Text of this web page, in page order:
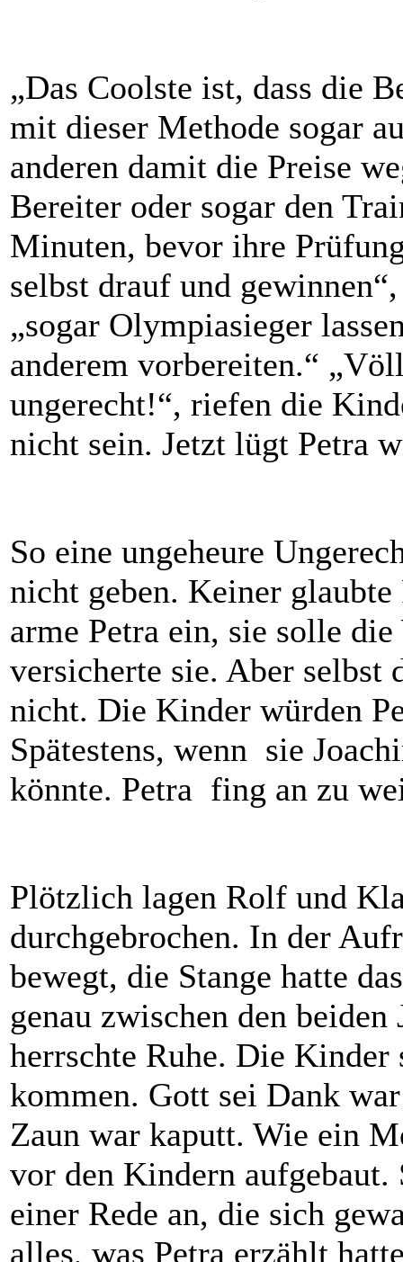
„Das Coolste ist, dass die
mit dieser Methode sogar
anderen damit die Preise
Bereiter oder sogar den
Minuten, bevor ihre
selbst drauf und
„sogar Olympiasieger
anderem vorbereiten.“
ungerecht!“, riefen die
nicht sein. Jetzt lügt Petra
So eine ungeheure
nicht geben. Keiner
arme Petra ein, sie solle
versicherte sie. Aber
nicht. Die Kinder würden
Spätestens, wenn sie
könnte. Petra fing an zu
Plötzlich lagen Rolf und
durchgebrochen. In der
bewegt, die Stange hatte
genau zwischen den
herrschte Ruhe. Die Kinder
kommen. Gott sei Dank
Zaun war kaputt. Wie ein
vor den Kindern
einer Rede an, die sich
alles, was Petra erzählt